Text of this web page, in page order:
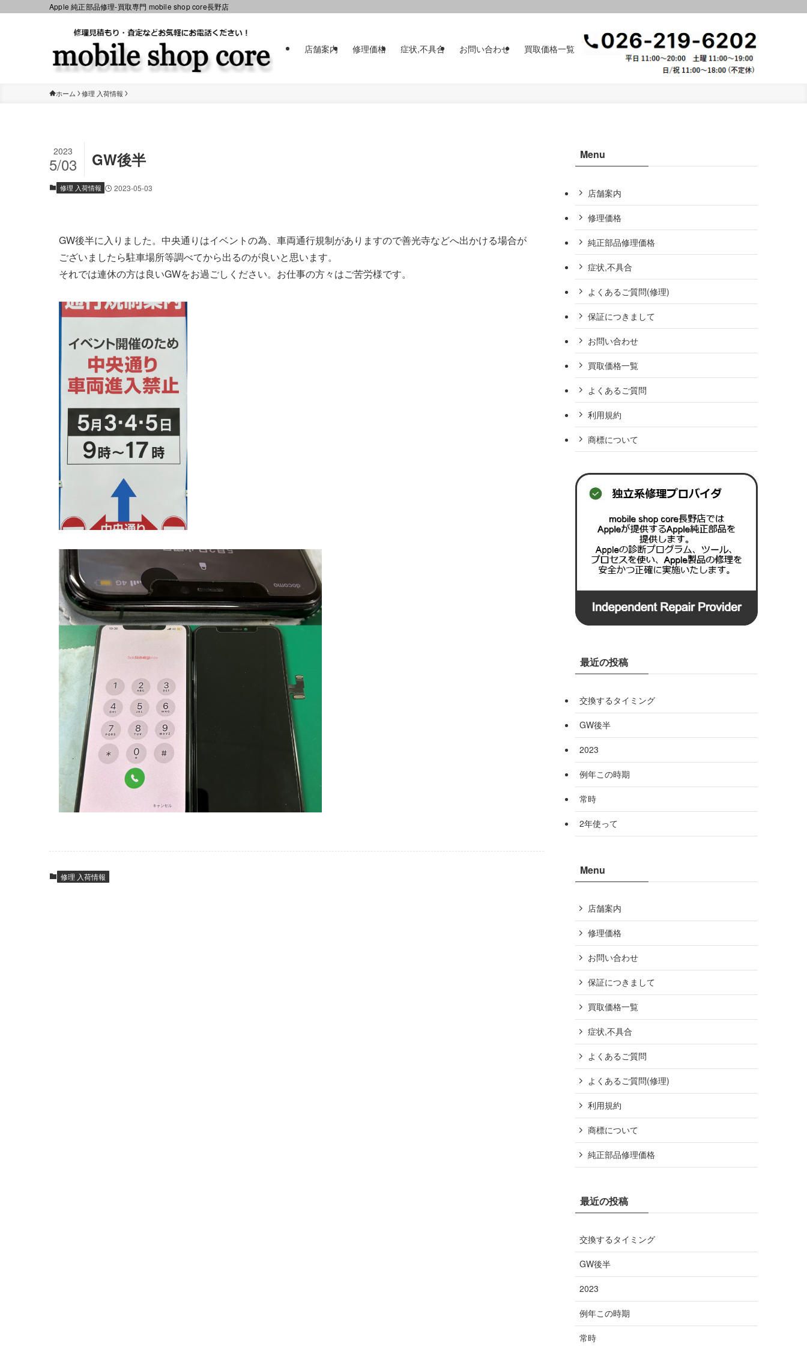
Apple 純正部品修理-買取専門 mobile shop core長野店
店舗案内 修理価格 症状,不具合 お問い合わせ 買取価格一覧
ホーム 修理 入荷情報
GW後半
2023
5/03
修理 入荷情報 2023-05-03
GW後半に入りました。中央通りはイベントの為、車両通行規制がありますので善光寺などへ出かける場合が
ございましたら駐車場所等調べてから出るのが良いと思います。
それでは連休の方は良いGWをお過ごしください。お仕事の方々はご苦労様です。
修理 入荷情報
Menu
店舗案内
修理価格
純正部品修理価格
症状,不具合
よくあるご質問(修理)
保証につきまして
お問い合わせ
買取価格一覧
よくあるご質問
利用規約
商標について
最近の投稿
交換するタイミング
GW後半
2023
例年この時期
常時
2年使って
Menu
店舗案内
修理価格
お問い合わせ
保証につきまして
買取価格一覧
症状,不具合
よくあるご質問
よくあるご質問(修理)
利用規約
商標について
純正部品修理価格
最近の投稿
交換するタイミング
GW後半
2023
例年この時期
常時